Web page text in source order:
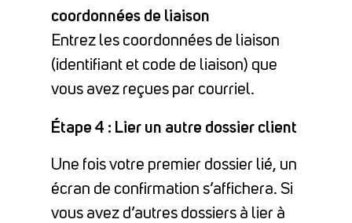
coordonnées de liaison
Entrez les coordonnées de liaison
(identifiant et code de liaison) que
vous avez reçues par courriel.
Étape 4 : Lier un autre dossier client
Une fois votre premier dossier lié, un
écran de confirmation s’affichera. Si
vous avez d’autres dossiers à lier à